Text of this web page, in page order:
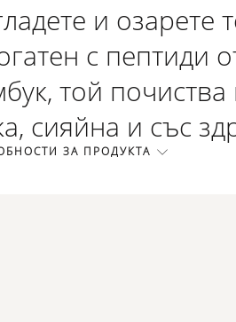
и озарете
с пептиди
той
сияйна и със
ЗА ПРОДУКТА